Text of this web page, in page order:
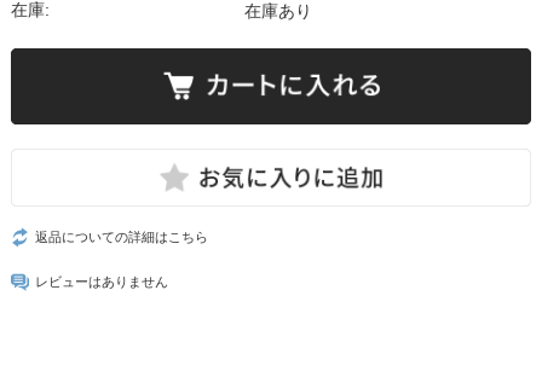
在庫: 在庫あり
返品についての詳細はこちら
レビューはありません